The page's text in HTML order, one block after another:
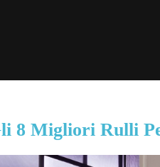
8 Migliori Rulli